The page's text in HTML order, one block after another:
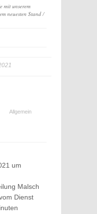
mit unserem
neuesten Stand/
Allgemein
um
Malsch
Dienst